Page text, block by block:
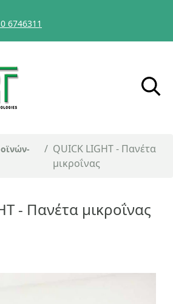
6746311
/ QUICK LIGHT - Πανέτα
μικροΐνας
- Πανέτα μικροΐνας